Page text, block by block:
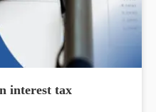
interest tax